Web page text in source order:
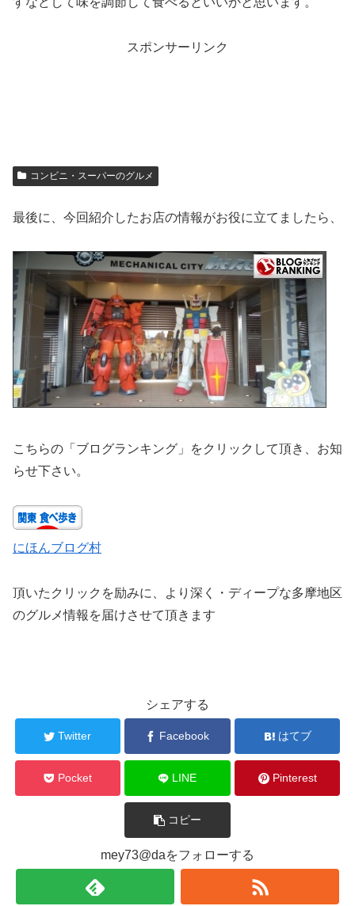
スポンサーリンク
コンビニ・スーパーのグルメ
最後に、今回紹介したお店の情報がお役に立てましたら、
こちらの「ブログランキング」をクリックして頂き、お知
らせ下さい。
にほんブログ村
頂いたクリックを励みに、より深く・ディープな多摩地区
のグルメ情報を届けさせて頂きます
シェアする
Twitter Facebook はてブ
Pocket LINE Pinterest
コピー
mey73@daをフォローする